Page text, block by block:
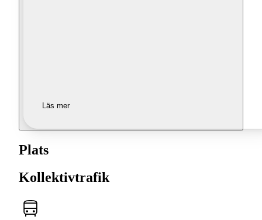
Läs mer
Plats
Kollektivtrafik